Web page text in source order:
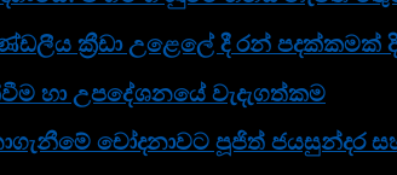
ක්‍රීඩා උළෙලේ දී රන් පදක්කමක්
හා උපදේශනයේ වැදැගත්කම
චෝදනාවට පූජිත් ජයසුන්දර